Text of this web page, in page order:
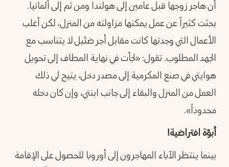
أن هاجر زوجها قبل عامين إلى هولندا ومن ثم إلى ألمانيا.
بحثت كثيراً عن عمل يمكنها مزاولته من المنزل، لكن أغلب
الأعمال التي وجدتها كانت مقابل أجر ضئيل لا يتناسب مع
الجهد المطلوب. تقول: «لجأت في نهاية المطاف إلى تحويل
هوايتي في صنع المكرمية إلى مصدر دخل، يتيح لي ذلك
العمل من المنزل والبقاء إلى جانب ابنتي، وإن كان دخله
محدوداً».
أبوّة افتراضية!
بينما ينتظر الآباء المهاجرون إلى أوروبا للحصول على الإقامة